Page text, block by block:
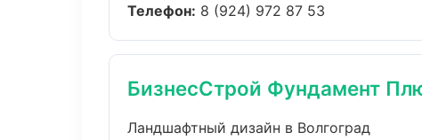
Телефон: 8 (924) 972 87 53
БизнесСтрой Фундамент
Ландшафтный дизайн в Волгоград